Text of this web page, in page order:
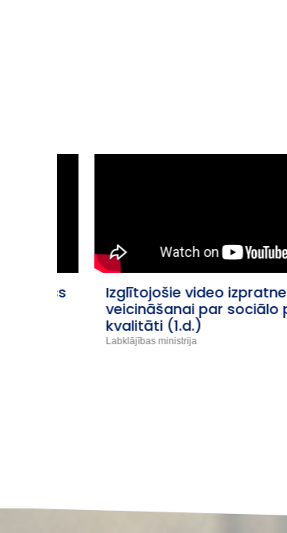
Izglītojošie video izpratnes
veicināšanai par sociālo
kvalitāti (1.d.)
Labklājības ministrija